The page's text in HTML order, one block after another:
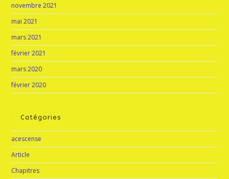
novembre 2021
mai 2021
mars 2021
février 2021
mars 2020
février 2020
Catégories
acescense
Article
Chapitres